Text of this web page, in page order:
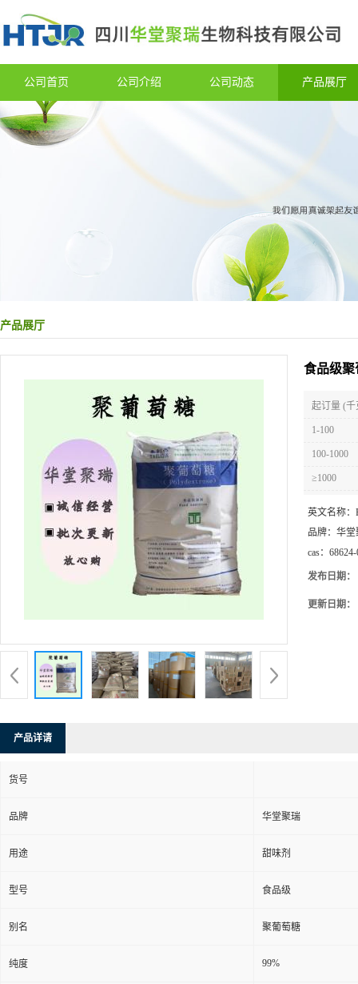
公司首页 公司介绍 公司动态 产品展厅
产品展厅
食品级聚
起订量 (千
1-100
100-1000
≥1000
英文名称：
品牌： 华堂
cas：
发布日期：
更新日期：
产品详请
货号
品牌 华堂聚瑞
用途 甜味剂
型号 食品级
别名 聚葡萄糖
纯度 99%